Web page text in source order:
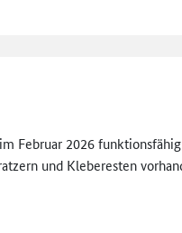
Februar 2026
und Kleberesten